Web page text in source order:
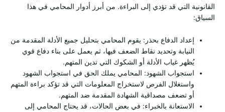
القانونية التي قد تؤدي إلى البراءة. من أبرز أدوار المحامي في هذا
السياق:
إعداد الدفاع بحذر: يقوم المحامي بتحليل جميع الأدلة المقدمة من
النيابة وتحديد نقاط الضعف فيها، ثم يعمل على بناء دفاع قوي
يُظهر غياب الأدلة أو الشكوك التي تدين المتهم.
استجواب الشهود: المحامي يملك الحق في استجواب الشهود
واستغلال الفرص لاستخراج المعلومات التي قد تؤكد براءة المتهم
أو تضعف مصداقية الشهادة المقدمة ضد المتهم.
الاستعانة بالخبراء: في بعض الحالات، قد يحتاج المحامي إلى